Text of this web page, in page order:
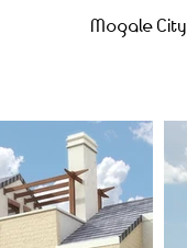
Mogale City